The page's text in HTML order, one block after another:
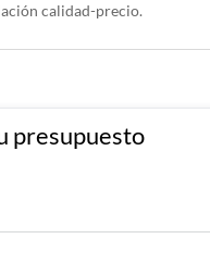
calidad-precio.
presupuesto